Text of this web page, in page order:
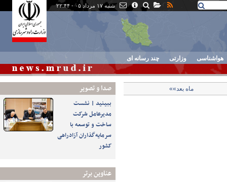
شنبه ۱۷ مرداد ۰۵ - ۲۲:۴۴
هواشناسی وزارتی چند رسانه ای
صدا و تصوير
ببینید | نشست
مدیرعامل شرکت
ساخت و توسعه با
سرمایه‌گذاران آزادراهی
کشور
عناوین برتر
ماه بعد»»